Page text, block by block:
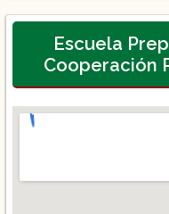
Escuela
Cooperación